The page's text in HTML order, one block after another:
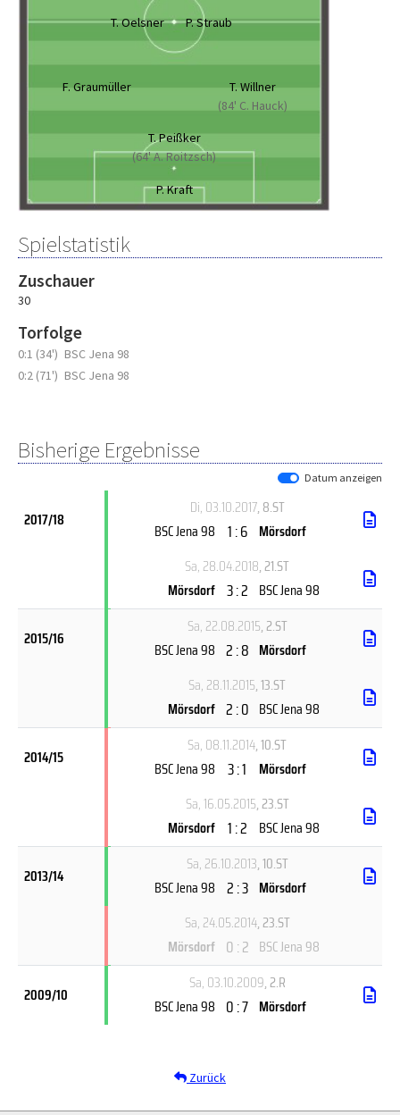
T. Oelsner
P. Straub
F. Graumüller
T. Willner
(84' C. Hauck)
T. Peißker
(64' A. Roitzsch)
P. Kraft
Spielstatistik
Zuschauer
30
Torfolge
0:1 (34') BSC Jena 98
0:2 (71') BSC Jena 98
Bisherige Ergebnisse
Datum anzeigen
2017/18
Di, 03.10.2017, 8.ST
BSC Jena 98 1 : 6 Mörsdorf
Sa, 28.04.2018, 21.ST
Mörsdorf 3 : 2 BSC Jena 98
2015/16
Sa, 22.08.2015, 2.ST
BSC Jena 98 2 : 8 Mörsdorf
Sa, 28.11.2015, 13.ST
Mörsdorf 2 : 0 BSC Jena 98
2014/15
Sa, 08.11.2014, 10.ST
BSC Jena 98 3 : 1
Mörsdorf
Sa, 16.05.2015, 23.ST
Mörsdorf 1 : 2 BSC Jena 98
2013/14
Sa, 26.10.2013, 10.ST
BSC Jena 98 2 : 3 Mörsdorf
Sa, 24.05.2014, 23.ST
Mörsdorf 0 : 2 BSC Jena 98
2009/10
Sa, 03.10.2009, 2.R
BSC Jena 98 0 : 7 Mörsdorf
Zurück